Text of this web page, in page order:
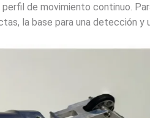
de movimiento continuo.
la base para una detección